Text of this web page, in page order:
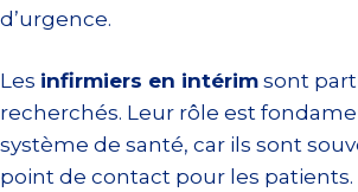
d’urgence.
Les infirmiers en intérim sont
recherchés. Leur rôle est
système de santé, car ils sont
point de contact pour les patients.